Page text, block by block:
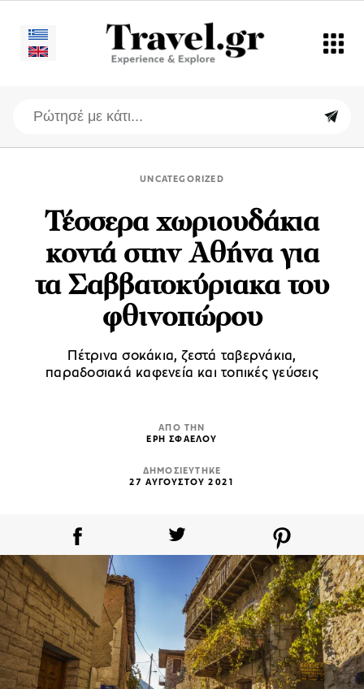
UNCATEGORIZED
Τέσσερα χωριουδάκια
κοντά στην Αθήνα για
τα Σαββατοκύριακα του
φθινοπώρου
Πέτρινα σοκάκια, ζεστά ταβερνάκια,
παραδοσιακά καφενεία και τοπικές γεύσεις
ΑΠΟ ΤΗΝ
ΕΡΗ ΣΦΑΕΛΟΥ
ΔΗΜΟΣΙΕΥΤΗΚΕ
27 ΑΥΓΟΥΣΤΟΥ 2021